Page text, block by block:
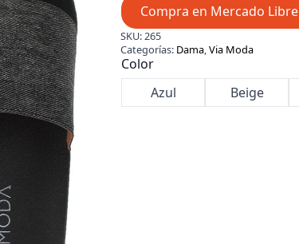
Compra en Mercado Libre
SKU:265
Categorías: Dama,Via Moda
Color
Azul
Beige